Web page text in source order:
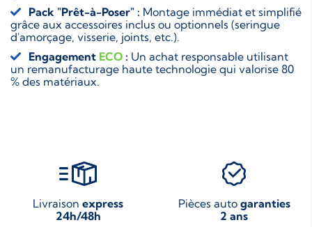
Pack "Prêt-à-Poser" : Montage immédiat et simplifié
grâce aux accessoires inclus ou optionnels (seringue
d'amorçage, visserie, joints, etc.).
Engagement ECO : Un achat responsable utilisant
un remanufacturage haute technologie qui valorise 80
% des matériaux.
Livraison express
24h/48h
Pièces auto garanties
2 ans